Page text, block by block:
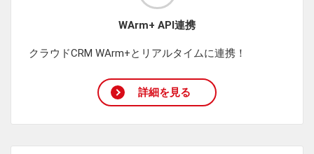
WArm+ API連携
クラウドCRM WArm+とリアルタイムに連携！
詳細を見る